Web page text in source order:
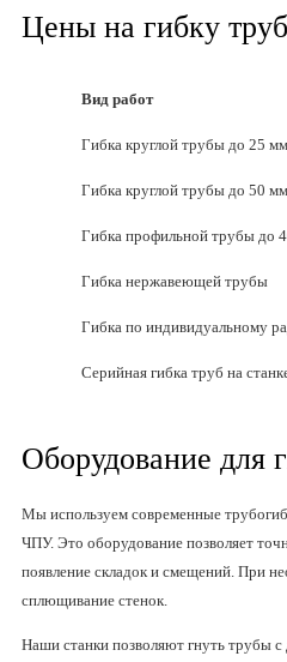
Цены на гибку
Вид работ
Гибка круглой трубы до 25 мм
Гибка круглой трубы до 50 мм
Гибка профильной трубы до
Гибка нержавеющей трубы
Гибка по индивидуальному
Серийная гибка труб на
Оборудование для
Мы используем современные
ЧПУ. Это оборудование позволяет
появление складок и смещений. При
сплющивание стенок.
Наши станки позволяют гнуть трубы